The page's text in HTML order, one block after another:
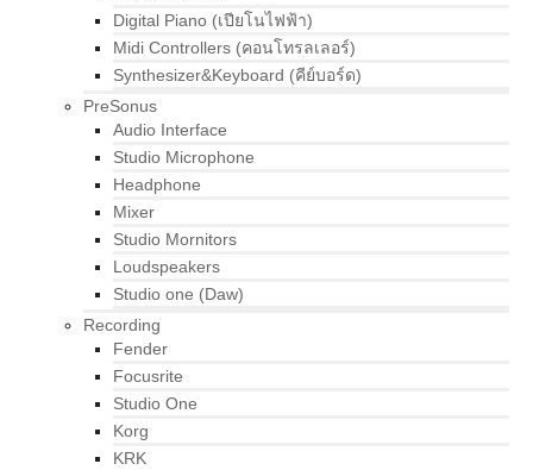
Digital Piano (เปียโนไฟฟ้า)
Midi Controllers (คอนโทรลเลอร์)
Synthesizer&Keyboard (คีย์บอร์ด)
PreSonus
Audio Interface
Studio Microphone
Headphone
Mixer
Studio Mornitors
Loudspeakers
Studio one (Daw)
Recording
Fender
Focusrite
Studio One
Korg
KRK